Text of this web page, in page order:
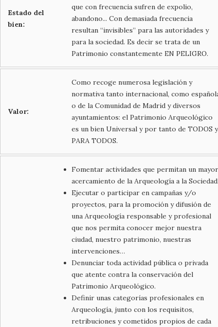
Estado del
bien:
que con frecuencia sufren de expolio,
abandono... Con demasiada frecuencia
resultan “invisibles” para las autoridades y
para la sociedad. Es decir se trata de un
Patrimonio constantemente EN PELIGRO.
Valor:
Como recoge numerosa legislación y
normativa tanto internacional, como
o de la Comunidad de Madrid y diversos
ayuntamientos: el Patrimonio Arqueológico
es un bien Universal y por tanto de TODOS y
PARA TODOS.
Fomentar actividades que permitan un mayor
acercamiento de la Arqueología a la
Ejecutar o participar en campañas y/o
proyectos, para la promoción y difusión de
una Arqueología responsable y profesional
que nos permita conocer mejor nuestra
ciudad, nuestro patrimonio, nuestras
intervenciones…
Denunciar toda actividad pública o privada
que atente contra la conservación del
Patrimonio Arqueológico.
Definir unas categorías profesionales en
Arqueología, junto con los requisitos,
retribuciones y cometidos propios de cada